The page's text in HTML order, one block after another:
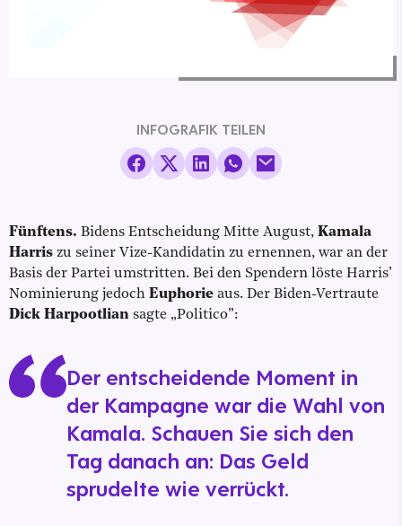
INFOGRAFIK TEILEN
Fünftens. Bidens Entscheidung Mitte August, Kamala
Harris zu seiner Vize-Kandidatin zu ernennen, war an der
Basis der Partei umstritten. Bei den Spendern löste Harris’
Nominierung jedoch Euphorie aus. Der Biden-Vertraute
Dick Harpootlian sagte „Politico”:
Der entscheidende Moment in
der Kampagne war die Wahl von
Kamala. Schauen Sie sich den
Tag danach an: Das Geld
sprudelte wie verrückt.